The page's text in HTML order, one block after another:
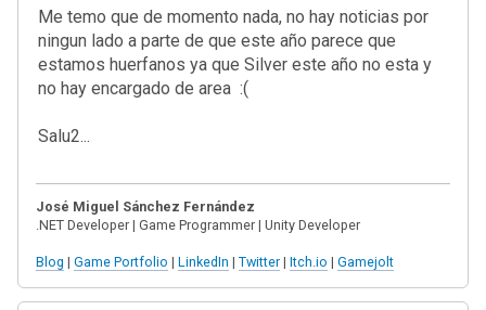
Me temo que de momento nada, no hay noticias por
ningun lado a parte de que este año parece que
estamos huerfanos ya que Silver este año no esta y
no hay encargado de area :(
Salu2...
José Miguel Sánchez Fernández
.NET Developer | Game Programmer | Unity Developer
Blog | Game Portfolio | LinkedIn | Twitter | Itch.io | Gamejolt